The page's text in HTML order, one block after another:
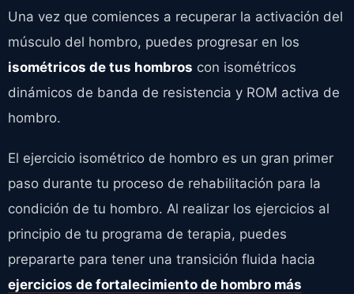
Una vez que comiences a recuperar la activación del
músculo del hombro, puedes progresar en los
isométricos de tus hombros con isométricos
dinámicos de banda de resistencia y ROM activa de
hombro.
El ejercicio isométrico de hombro es un gran primer
paso durante tu proceso de rehabilitación para la
condición de tu hombro. Al realizar los ejercicios al
principio de tu programa de terapia, puedes
prepararte para tener una transición fluida hacia
ejercicios de fortalecimiento de hombro más